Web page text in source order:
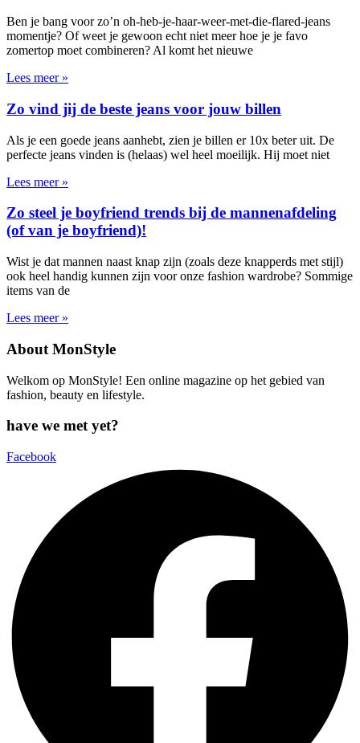
Ben je bang voor zo’n oh-heb-je-haar-weer-met-die-flared-jeans
momentje? Of weet je gewoon echt niet meer hoe je je favo
zomertop moet combineren? Al komt het nieuwe
Lees meer »
Zo vind jij de beste jeans voor jouw billen
Als je een goede jeans aanhebt, zien je billen er 10x beter uit. De
perfecte jeans vinden is (helaas) wel heel moeilijk. Hij moet niet
Lees meer »
Zo steel je boyfriend trends bij de mannenafdeling
(of van je boyfriend)!
Wist je dat mannen naast knap zijn (zoals deze knapperds met stijl)
ook heel handig kunnen zijn voor onze fashion wardrobe? Sommige
items van de
Lees meer »
About MonStyle
Welkom op MonStyle! Een online magazine op het gebied van
fashion, beauty en lifestyle.
have we met yet?
Facebook